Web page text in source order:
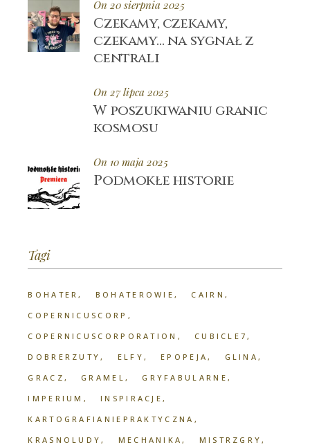
On 20 sierpnia 2025
Czekamy, czekamy,
czekamy… na sygnał z
centrali
On 27 lipca 2025
W poszukiwaniu granic
kosmosu
On 10 maja 2025
Podmokłe historie
Tagi
BOHATER BOHATEROWIE
CAIRN
COPERNICUSCORP
COPERNICUSCORPORATION
CUBICLE7
DOBRERZUTY
ELFY EPOPEJA
GLINA
GRACZ
GRAMEL
GRYFABULARNE
IMPERIUM
INSPIRACJE
KARTOGRAFIANIEPRAKTYCZNA
KRASNOLUDY
MECHANIKA
MISTRZGRY